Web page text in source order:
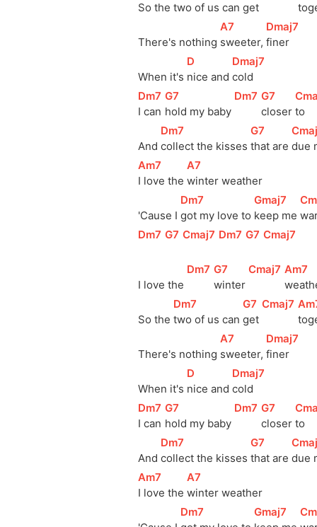
So the two of us can get
There's nothing
[
A7
sweeter,
[Dmaj7
finer
When it's
[D
nice and
[Dmaj7
cold
[Dm7 ]
I can
[
G7
hold my baby
[Dm7 ]
[
G7
closer
[
to
And
[Dm7
collect the kisses
[
G7
that are
[
due
[
Am7
I love the
[
A7
winter weather
'Cause I
[Dm7
got my love to
[
Gmaj7
keep me
[
[Dm7 ]
[
G7 ]
[
Cmaj7 ][Dm7 ]
[
G7 ]
[
Cmaj7
I love the
[Dm7 ]
[
G7
winter
[
Cmaj7 ]
[
Am7
So the
[Dm7
two of us can
[
G7 ]
get
[
Cmaj7 ]
[
There's nothing
[
A7
sweeter,
[Dmaj7
finer
When it's
[D
nice and
[Dmaj7
cold
[Dm7 ]
I can
[
G7
hold my baby
[Dm7 ]
[
G7
closer
[
to
And
[Dm7
collect the kisses
[
G7
that are
[
due
[
Am7
I love the
[
A7
winter weather
[Dm7 [
Gmaj7 [